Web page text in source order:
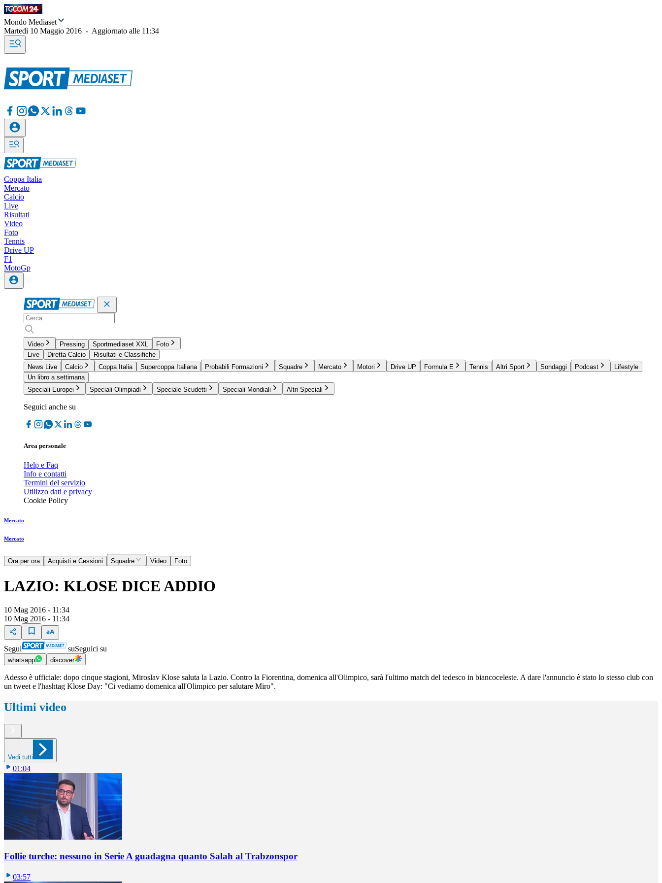
Mondo Mediaset
Martedì 10 Maggio 2016 - Aggiornato alle 11:34
Coppa Italia
Mercato
Calcio
Live
Risultati
Video
Foto
Tennis
Drive UP
F1
MotoGp
Video Pressing Sportmediaset XXL
Foto
Live
Diretta Calcio
Risultati e Classifiche
News Live
Calcio Coppa Italia Supercoppa Italiana Probabili Formazioni Squadre Mercato Motori Drive UP Formula E Tennis Altri Sport Sondaggi Podcast
Lifestyle
Un libro a settimana
Speciali Europei
Speciali Olimpiadi Speciale Scudetti Speciali Mondiali Altri Speciali
Seguici anche su
Area personale
Help e Faq
Info e contatti
Termini del servizio
Utilizzo dati e privacy
Cookie Policy
Mercato
Mercato
Ora per ora Acquisti e Cessioni Squadre Video Foto
LAZIO: KLOSE DICE ADDIO
10 Mag 2016 - 11:34
10 Mag 2016 - 11:34
Segui suSeguici su
whatsapp discover
Adesso è ufficiale: dopo cinque stagioni, Miroslav Klose saluta la Lazio. Contro la Fiorentina, domenica all'Olimpico, sarà l'ultimo match del tedesco in biancoceleste. A dare l'annuncio è stato lo stesso club con
un tweet e l'hashtag Klose Day: "Ci vediamo domenica all'Olimpico per salutare Miro".
Ultimi video
Vedi tutti
01:04
Follie turche: nessuno in Serie A guadagna quanto Salah al Trabzonspor
03:57